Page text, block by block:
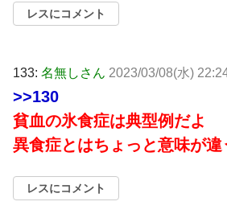
レスにコメント
133: 名無しさん 2023/03/08(水)
>>130
貧血の氷食症は典型例だよ
異食症とはちょっと意味が違
レスにコメント